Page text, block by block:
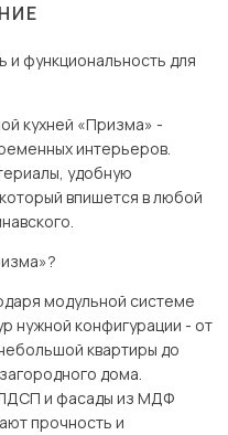
и функциональность для
кухней «Призма» -
интерьеров.
удобную
впишется в любой
модульной системе
нужной конфигурации - от
квартиры до
дома.
и фасады из МДФ
прочность и